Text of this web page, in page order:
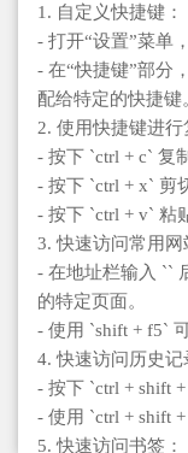
1. 自定义快捷键：
- 打开“设置”菜单
- 在“快捷键”部分
配给特定的快捷键
2. 使用快捷键进行
- 按下 `ctrl + c` 复
- 按下 `ctrl + x` 剪
- 按下 `ctrl + v` 粘
3. 快速访问常用网
- 在地址栏输入 ``
的特定页面。
- 使用 `shift + f5`
4. 快速访问历史记
- 按下 `ctrl + shift
- 使用 `ctrl + shift
5. 快速访问书签：